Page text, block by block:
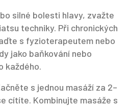
silné bolesti hlavy, zvažte
techniky. Při chronických
s fyzioterapeutem nebo
jako baňkování nebo
každého.
s jednou masáží za 2–
cítíte. Kombinujte masáže s